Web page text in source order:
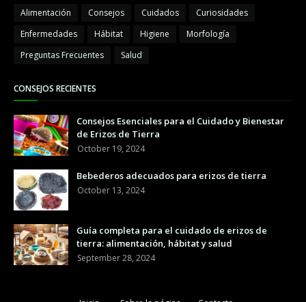
Alimentación Consejos Cuidados
Curiosidades
Enfermedades
Hábitat Higiene
Morfología
Preguntas Frecuentes
Salud
CONSEJOS RECIENTES
Consejos Esenciales para el Cuidado y Bienestar
de Erizos de Tierra
October 19, 2024
Bebederos adecuados para erizos de tierra
October 13, 2024
Guía completa para el cuidado de erizos de
tierra: alimentación, hábitat y salud
September 28, 2024